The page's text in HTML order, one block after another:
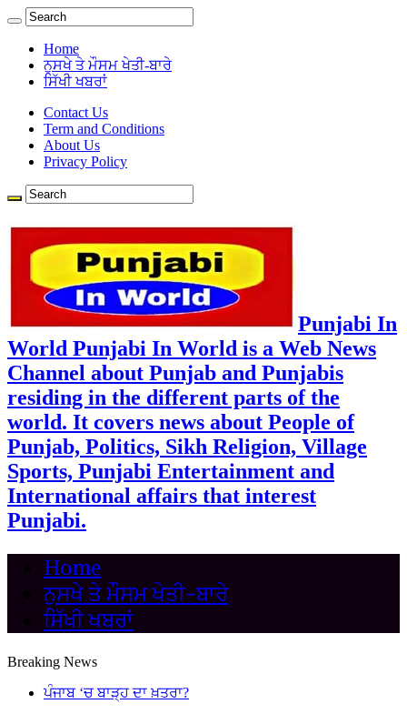
Home
ਨੁਸਖੇ ਤੇ ਮੌਸਮ ਖੇਤੀ-ਬਾਰੇ
ਸਿੱਖੀ ਖਬਰਾਂ
Contact Us
Term and Conditions
About Us
Privacy Policy
Punjabi In
World Punjabi In World is a Web News
Channel about Punjab and Punjabis
residing in the different parts of the
world. It covers news about People of
Punjab, Politics, Sikh Religion, Village
Sports, Punjabi Entertainment and
International affairs that interest
Punjabi.
Home
ਨੁਸਖੇ ਤੇ ਮੌਸਮ ਖੇਤੀ-ਬਾਰੇ
ਸਿੱਖੀ ਖਬਰਾਂ
Breaking News
ਪੰਜਾਬ ‘ਚ ਬਾੜ੍ਹ ਦਾ ਖ਼ਤਰਾ?